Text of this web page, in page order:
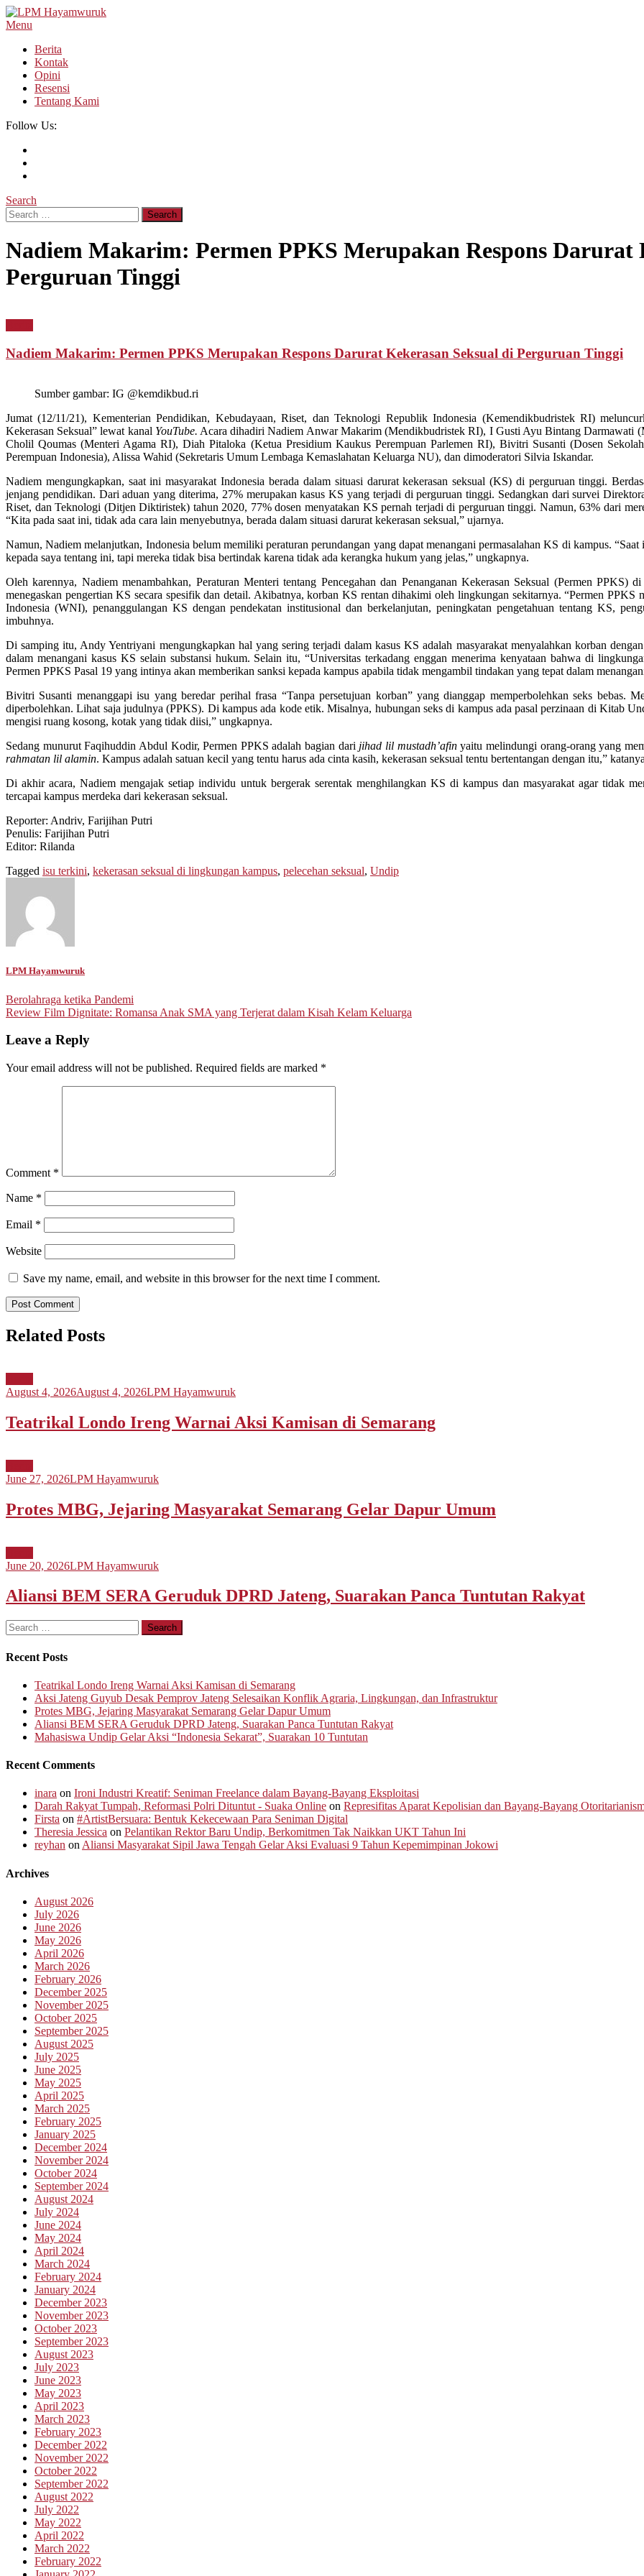
Skip
To
Menu
Berita
Kontak
Opini
Resensi
Tentang Kami
Follow Us:
Search
Search
for:
Nadiem Makarim: Permen PPKS Merupakan Respons Darurat
Perguruan Tinggi
Nadiem Makarim: Permen PPKS Merupakan Respons Darurat Kekerasan Seksual di Perguruan Tinggi
Sumber gambar: IG @kemdikbud.ri
Jumat (12/11/21), Kementerian Pendidikan, Kebudayaan, Riset, dan Teknologi Republik Indonesia (Kemendikbudristek RI)
Kekerasan Seksual” lewat kanal YouTube. Acara dihadiri Nadiem Anwar Makarim (Mendikbudristek RI), I Gusti Ayu Bintang Darmawati
Cholil Qoumas (Menteri Agama RI), Diah Pitaloka (Ketua Presidium Kaukus Perempuan Parlemen RI), Bivitri Susanti (Dosen
Perempuan Indonesia), Alissa Wahid (Sekretaris Umum Lembaga Kemaslahatan Keluarga NU), dan dimoderatori Silvia Iskandar.
Nadiem mengungkapkan, saat ini masyarakat Indonesia berada dalam situasi darurat kekerasan seksual (KS) di perguruan tinggi.
jenjang pendidikan. Dari aduan yang diterima, 27% merupakan kasus KS yang terjadi di perguruan tinggi. Sedangkan dari survei
Riset, dan Teknologi (Ditjen Diktiristek) tahun 2020, 77% dosen menyatakan KS pernah terjadi di perguruan tinggi. Namun, 63% dari
“Kita pada saat ini, tidak ada cara lain menyebutnya, berada dalam situasi darurat kekerasan seksual,” ujarnya.
Namun, Nadiem melanjutkan, Indonesia belum memiliki peraturan perundangan yang dapat menangani permasalahan KS di kampus.
kepada saya tentang ini, tapi mereka tidak bisa bertindak karena tidak ada kerangka hukum yang jelas,” ungkapnya.
Oleh karennya, Nadiem menambahkan, Peraturan Menteri tentang Pencegahan dan Penanganan Kekerasan Seksual (Permen
menegaskan pengertian KS secara spesifik dan detail. Akibatnya, korban KS rentan dihakimi oleh lingkungan sekitarnya. “Permen
Indonesia (WNI), penanggulangan KS dengan pendekatan institusional dan berkelanjutan, peningkatan pengetahuan tentang KS,
imbuhnya.
Di samping itu, Andy Yentriyani mengungkapkan hal yang sering terjadi dalam kasus KS adalah masyarakat menyalahkan korban
dalam menangani kasus KS selain substansi hukum. Selain itu, “Universitas terkadang enggan menerima kenyataan bahwa di
Permen PPKS Pasal 19 yang intinya akan memberikan sanksi kepada kampus apabila tidak mengambil tindakan yang tepat dalam
Bivitri Susanti menanggapi isu yang beredar perihal frasa “Tanpa persetujuan korban” yang dianggap memperbolehkan seks bebas.
diperbolehkan. Lihat saja judulnya (PPKS). Di kampus ada kode etik. Misalnya, hubungan seks di kampus ada pasal perzinaan di Kitab
mengisi ruang kosong, kotak yang tidak diisi,” ungkapnya.
Sedang munurut Faqihuddin Abdul Kodir, Permen PPKS adalah bagian dari jihad lil mustadh’afinyaitu melindungi orang-orang yang
rahmatan lil alamin. Kampus adalah satuan kecil yang tentu harus ada cinta kasih, kekerasan seksual tentu bertentangan dengan itu,”
Di akhir acara, Nadiem mengajak setiap individu untuk bergerak serentak menghilangkan KS di kampus dan masyarakat agar tidak
tercapai kampus merdeka dari kekerasan seksual.
Reporter: Andriv, Farijihan Putri
Penulis: Farijihan Putri
Editor: Rilanda
Tagged isu terkini, kekerasan seksual di lingkungan kampus, pelecehan seksual, Undip
LPM Hayamwuruk
Post
navigation
Berolahraga ketika Pandemi
Review Film Dignitate: Romansa Anak SMA yang Terjerat dalam Kisah Kelam Keluarga
Leave a Reply
Your email address will not be published. Required fields are marked *
Comment *
Name *
Email *
Website
Save my name, email, and website in this browser for the next time I comment.
Related Posts
August 4, 2026August 4, 2026LPM Hayamwuruk
Teatrikal Londo Ireng Warnai Aksi Kamisan di Semarang
June 27, 2026LPM Hayamwuruk
Protes MBG, Jejaring Masyarakat Semarang Gelar Dapur Umum
June 20, 2026LPM Hayamwuruk
Aliansi BEM SERA Geruduk DPRD Jateng, Suarakan Panca Tuntutan Rakyat
Search
for:
Recent Posts
Teatrikal Londo Ireng Warnai Aksi Kamisan di Semarang
Aksi Jateng Guyub Desak Pemprov Jateng Selesaikan Konflik Agraria, Lingkungan, dan Infrastruktur
Protes MBG, Jejaring Masyarakat Semarang Gelar Dapur Umum
Aliansi BEM SERA Geruduk DPRD Jateng, Suarakan Panca Tuntutan Rakyat
Mahasiswa Undip Gelar Aksi “Indonesia Sekarat”, Suarakan 10 Tuntutan
Recent Comments
inara on Ironi Industri Kreatif: Seniman Freelance dalam Bayang-Bayang Eksploitasi
Darah Rakyat Tumpah, Reformasi Polri Dituntut - Suaka Online on Represifitas Aparat Kepolisian dan Bayang-Bayang
Firsta on #ArtistBersuara: Bentuk Kekecewaan Para Seniman Digital
Theresia Jessica on Pelantikan Rektor Baru Undip, Berkomitmen Tak Naikkan UKT Tahun Ini
reyhan onAliansi Masyarakat Sipil Jawa Tengah Gelar Aksi Evaluasi 9 Tahun Kepemimpinan Jokowi
Archives
August 2026
July 2026
June 2026
May 2026
April 2026
March 2026
February 2026
December 2025
November 2025
October 2025
September 2025
August 2025
July 2025
June 2025
May 2025
April 2025
March 2025
February 2025
January 2025
December 2024
November 2024
October 2024
September 2024
August 2024
July 2024
June 2024
May 2024
April 2024
March 2024
February 2024
January 2024
December 2023
November 2023
October 2023
September 2023
August 2023
July 2023
June 2023
May 2023
April 2023
March 2023
February 2023
December 2022
November 2022
October 2022
September 2022
August 2022
July 2022
May 2022
April 2022
March 2022
February 2022